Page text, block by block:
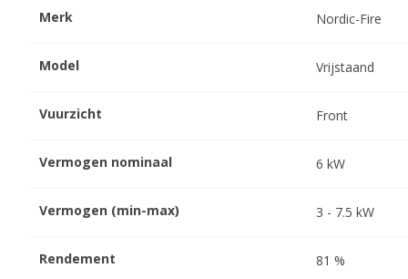
Merk Nordic-Fire
Model Vrijstaand
Vuurzicht Front
Vermogen nominaal 6 kW
Vermogen (min-max) 3 - 7.5 kW
Rendement 81 %